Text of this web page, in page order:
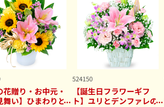
花贈り・お中元・
舞い】ひまわりと
524150
【誕生日フラワーギフ
ト】ユリとデンファレの